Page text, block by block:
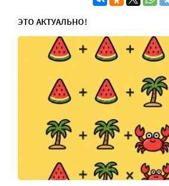
ЭТО АКТУАЛЬНО!